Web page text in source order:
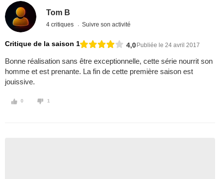
Tom B
4 critiques Suivre son activité
Critique de la saison 1 4,0Publiée le 24 avril 2017
Bonne réalisation sans être exceptionnelle​, cette série nourrit son
homme​ et est prenante. La fin de cette première saison est
jouissive.
0 1